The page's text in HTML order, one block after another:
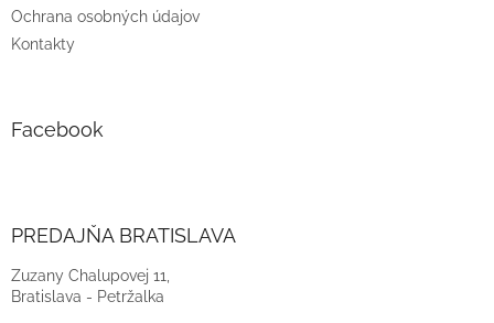
Ochrana osobných údajov
Kontakty
Facebook
PREDAJŇA BRATISLAVA
Zuzany Chalupovej 11,
Bratislava - Petržalka